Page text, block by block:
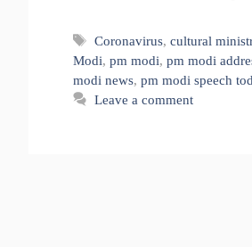
Tags
Coronavirus,cultural
Modi, pm modi, pm modi
modi news, pm modi speech
Leave a comment